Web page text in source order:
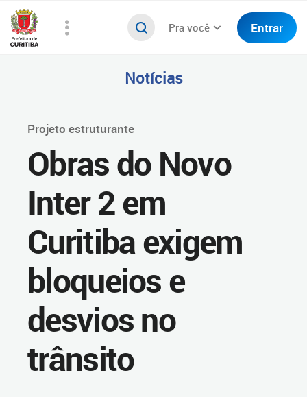
Pra você Entrar
Notícias
Projeto estruturante
Obras do Novo
Inter 2 em
Curitiba exigem
bloqueios e
desvios no
trânsito